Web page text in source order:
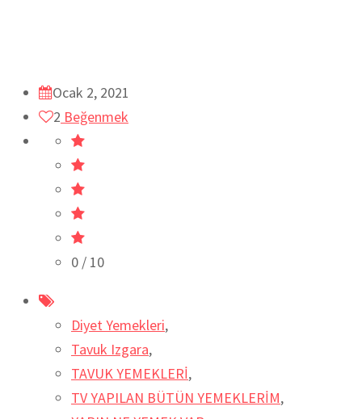
Ocak 2, 2021
2 Beğenmek
0 / 10
Diyet Yemekleri,
Tavuk Izgara,
TAVUK YEMEKLERİ,
TV YAPILAN BÜTÜN YEMEKLERİM,